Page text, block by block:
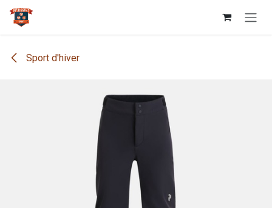
Se rendre au contenu
Sport d'hiver